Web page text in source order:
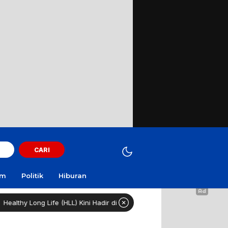
CARI
Politik Hiburan
Life (HLL) Kini Hadir di Surabaya Dengan Fasilitas Lengkap dan